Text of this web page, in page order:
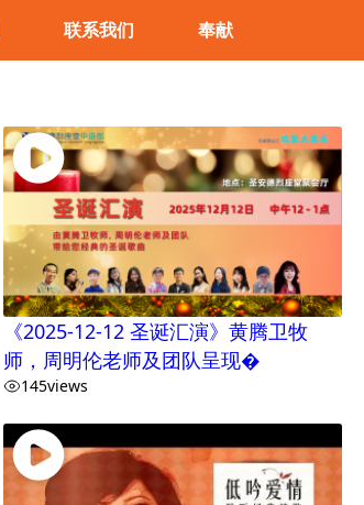
联系我们 奉献
《2025-12-12 圣诞汇演》黄腾卫牧
师，周明伦老师及团队呈现�
145views